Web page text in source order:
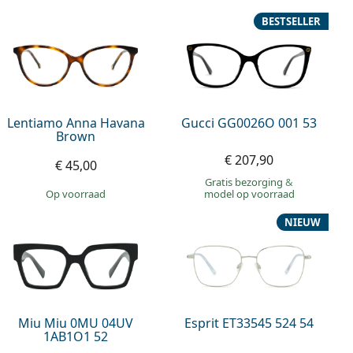
Lentiamo Anna Havana
Brown
€ 45,00
op voorraad
Gucci GG0026O 001 53
BESTSELLER
€ 207,90
Gratis bezorging&
model op voorraad
Miu Miu 0MU 04UV
1AB1O1 52
Esprit ET33545 524 54
NIEUW